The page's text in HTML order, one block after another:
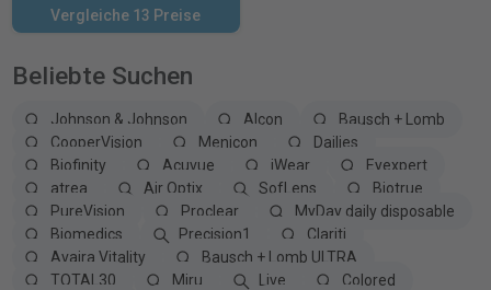
Vergleiche 13 Preise
Beliebte Suchen
Johnson & Johnson Alcon
Bausch + Lomb
CooperVision
Menicon
Dailies
Biofinity
Acuvue iWear
Eyexpert
atrea
Air Optix SofLens
Biotrue
PureVision
Proclear
MyDay daily disposable
Biomedics
Precision1
Clariti
Avaira Vitality
Bausch + Lomb ULTRA
TOTAL30
Miru Live
Colored